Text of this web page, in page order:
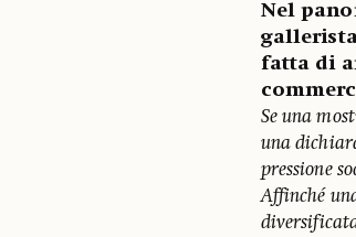
Nel
fatta di
Se una
una
pressione
Affinché